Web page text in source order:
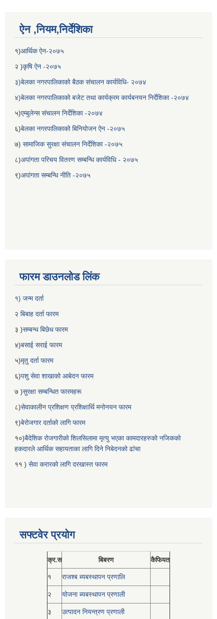
ऐन ,नियम,निर्देशिका
१)आर्थिक ऐन-२०७५
२ )कृषि ऐन -२०७५
३)बेलका नगरपालिकाको बैठक संचालन कार्यविधि- २०७४
४)बेलका नगरपालिकाको बजेट तथा कार्यक्रम कार्यबनयन निर्देशिका -२०७४
५)एम्बुलेन्स संचालन निर्देशिका -२०७४
६)बेलका नगरपालिकाको बिनियोजन ऐन -२०७५
७) सामाजिक सुरक्षा संचालन निर्देशिका -२०७५
८)अपांगता परिचय वितरण सम्बन्धि कार्यविधि - २०७५
९)अपांगता सम्बन्धि नीति -२०७५
फारम डाउनलोड लिंक
१) जन्म दर्ता
२ बिबाह दर्ता फारम
३ )सम्बन्ध बिछेध फारम
४)बसाई सराई फारम
५)मृतु दर्ता फारम
६)पशु सेवा शाखाको आबेदन फारम
७ )सुरक्षा सम्बन्धित फारमहरू
८)सेवाकालीन प्रशिक्षण प्रशिक्षार्थि मनोनयन फारम
९)बेरोजगार दर्ताको लागि फारम
१०)बैदेशिक रोजगारीको शिलसिलामा मृत्यु भएका कामदारहरुको नजिकको
हकदारले आर्थिक सहायताका लागि दिने निबेदनको ढांचा
११ ) सेवा करारको लागि दरखास्त फारम
सफ्टवेर प्रयोग
क्र.स बिबरण कैफियत
१ राजश्ब ब्यबस्थापन प्रणालि
२ योजना ब्यबस्थापन प्रणाली
३ उत्पादन नियन्त्रण प्रणाली